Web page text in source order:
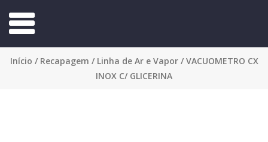
Início / Recapagem / Linha de Ar e Vapor/ VACUOMETRO CX
INOX C/ GLICERINA